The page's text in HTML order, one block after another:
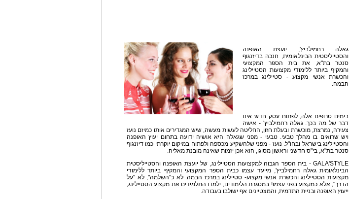
גאלה רחמילביץ', יועצת האופנה
והסטייליסטית הבינלאומית, חנכה בדיזנגוף
סנטר בת"א, את בית הספר המקצועי
והמקיף ביותר ללימודי מקצועות הסטיילינג
והכשרת אנשי מקצוע - סטיילינג במרכז
הבמה.
בימים טרופים אלה, לפתוח עסק חדש אינו
דבר של מה בכך. גאלה רחמילביץ' - אישה
צעירה, נמרצת, מוכשרת ובעלת חזון, החליטה לעשות מעשה, שיש המגדירים אותו כמיזם נועז
ויש שרואים בו מהלך טבעי. טבעי - מפני שגאלה היא אושיה ידועה בתחום יעוץ האופנה
והסטיילינג בישראל ובחו"ל. נועז - מפני שלהשקיע מכספה ולפתוח במיקום יוקרתי כמו דיזנגוף
סנטר בת"א, בי"ס חדשני וראשון מסוגו, הוא אכן יזמות שאינה מובנת מאליה.
GALA'STYLE - בית הספר הגבוה למקצועות הסטיילינג, של יועצת האופנה והסטייליסטית
הבינלאומית גאלה רחמילביץ', מייעד עצמו כבית הספר המקצועי והמקיף ביותר ללימודי
מקצועות הסטיילינג והכשרת אנשי מקצוע- סטיילינג במרכז הבמה. לא כ"השלמה", לא "על
הדרך", אלא כמקצוע בפני עצמו! במסגרת הלימודים, ילמדו התלמידים את מקצוע הסטיילינג,
ייעוץ האופנה ובניית התדמית, והמצטיינים אף ישולבו בעבודה.